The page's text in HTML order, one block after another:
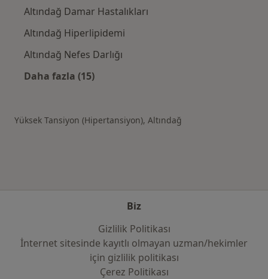
Altındağ Damar Hastalıkları
Altındağ Hiperlipidemi
Altındağ Nefes Darlığı
Daha fazla (15)
Yüksek Tansiyon (Hipertansiyon), Altındağ
Biz
Gizlilik Politikası
İnternet sitesinde kayıtlı olmayan uzman/hekimler
i̇çin gizlilik politikası
Çerez Politikası